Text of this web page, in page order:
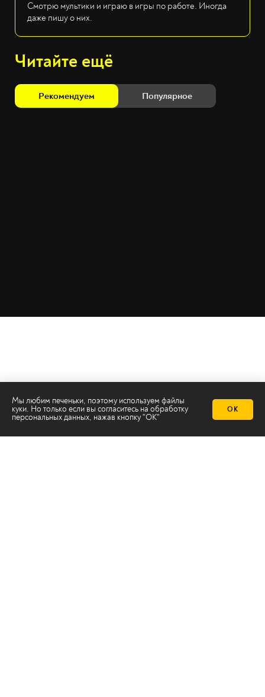
Смотрю мультики и играю в игры по работе. Иногда
даже пишу о них.
Читайте ещё
Рекомендуем Популярное
Мы любим печеньки, поэтому используем файлы
куки. Но только если вы согласитесь на обработку
персональных данных, нажав кнопку "ОК"
ОК